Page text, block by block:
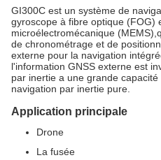
GI300C est un système de
gyroscope à fibre optique (FOG)
microélectromécanique
de chronométrage et de
externe pour la navigation
l'information GNSS externe est
par inertie a une grande
navigation par inertie pure.
Application principale
Drone
La fusée